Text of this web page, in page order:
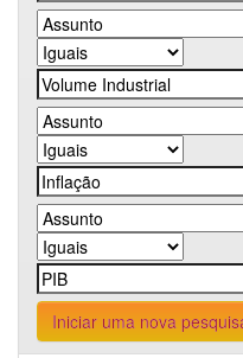
Iniciar uma nova